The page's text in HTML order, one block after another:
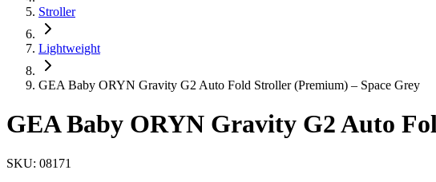
Stroller
Lightweight
GEA Baby ORYN Gravity G2 Auto Fold Stroller (Premium) – Space Grey
GEA Baby ORYN Gravity G2 Auto
SKU: 08171